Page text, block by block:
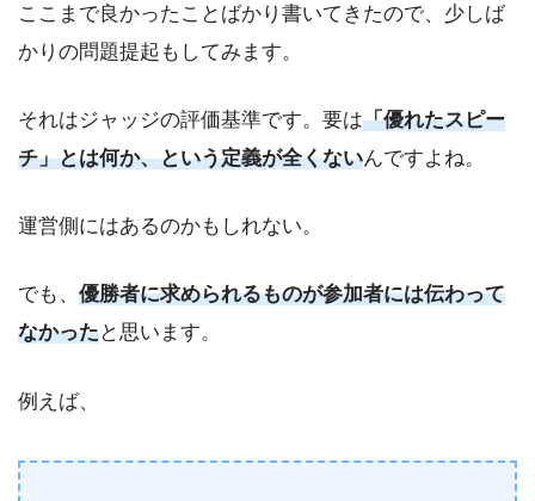
ここまで良かったことばかり書いてきたので、少しば
かりの問題提起もしてみます。
それはジャッジの評価基準です。要は「優れたスピー
チ」とは何か、という定義が全くないんですよね。
運営側にはあるのかもしれない。
でも、 優勝者に求められるものが参加者には伝わって
なかったと思います。
例えば、